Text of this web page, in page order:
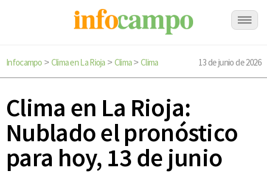
Infocampo > Clima en La Rioja > Clima>Clima 13 de junio de 2026
Clima en La Rioja:
Nublado el pronóstico
para hoy, 13 de junio